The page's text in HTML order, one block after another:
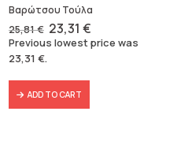
Βαρώτσου Τούλα
25,81€ Original
price
was:
23,31 €Current
price
is:
Previous lowest price was
23,31 €.
ADD TO CART